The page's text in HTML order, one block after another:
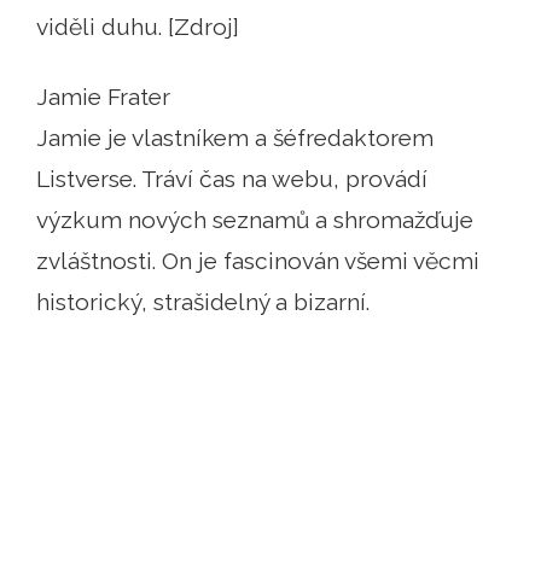
viděli duhu. [Zdroj]
Jamie Frater
Jamie je vlastníkem a šéfredaktorem
Listverse. Tráví čas na webu, provádí
výzkum nových seznamů a shromažďuje
zvláštnosti. On je fascinován všemi věcmi
historický, strašidelný a bizarní.